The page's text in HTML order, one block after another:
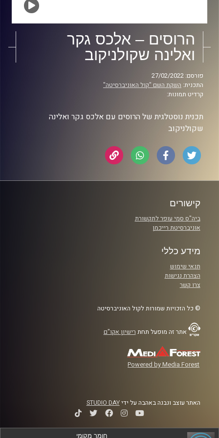
הרוסים – אלכס גקר
ואלינה שקולניקוב
פורסם: 27/02/2022
התכנית: השקת השם "קול האוניברסיטה"
קרדיט תמונות:
תכנית נוסטלגית של הרוסים עם אלכס גקר ואלינה
שקולניקוב
קישורים
ביה"ס סמי עופר לתקשורת
אוניברסיטת רייכמן
מידע כללי
תנאי שימוש
הצהרת נגישות
צרו קשר
© כל הזכויות שמורות לקול האוניברסיטה
אתר זה מופעל תחת רישיון אקו"ם
Powered by Media Forest
האתר עוצב ונבנה באהבה על ידיSTUDIO DAY
חומר מקומי